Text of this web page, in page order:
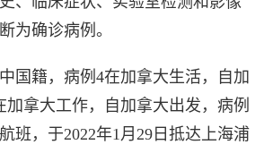
为确诊病例。
国籍，病例4在加拿大生活，自加
加拿大工作，自加拿大出发，病例
班，于2022年1月29日抵达上海浦